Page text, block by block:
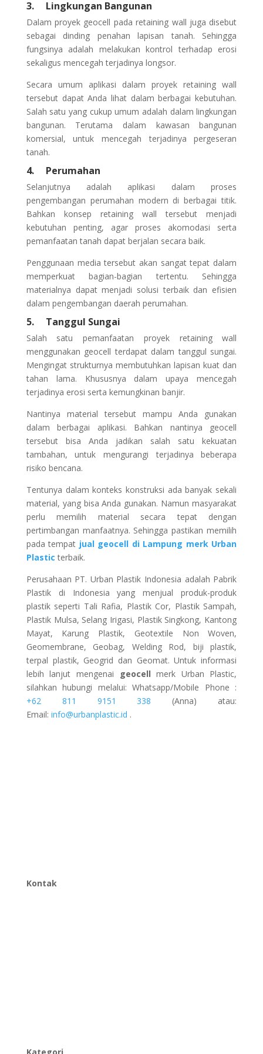
3. Lingkungan Bangunan
Dalam proyek geocell pada retaining wall juga disebut
sebagai dinding penahan lapisan tanah. Sehingga
fungsinya adalah melakukan kontrol terhadap erosi
sekaligus mencegah terjadinya longsor.
Secara umum aplikasi dalam proyek retaining wall
tersebut dapat Anda lihat dalam berbagai kebutuhan.
Salah satu yang cukup umum adalah dalam lingkungan
bangunan. Terutama dalam kawasan bangunan
komersial, untuk mencegah terjadinya pergeseran
tanah.
4. Perumahan
Selanjutnya adalah aplikasi dalam proses
pengembangan perumahan modern di berbagai titik.
Bahkan konsep retaining wall tersebut menjadi
kebutuhan penting, agar proses akomodasi serta
pemanfaatan tanah dapat berjalan secara baik.
Penggunaan media tersebut akan sangat tepat dalam
memperkuat bagian-bagian tertentu. Sehingga
materialnya dapat menjadi solusi terbaik dan efisien
dalam pengembangan daerah perumahan.
5. Tanggul Sungai
Salah satu pemanfaatan proyek retaining wall
menggunakan geocell terdapat dalam tanggul sungai.
Mengingat strukturnya membutuhkan lapisan kuat dan
tahan lama. Khususnya dalam upaya mencegah
terjadinya erosi serta kemungkinan banjir.
Nantinya material tersebut mampu Anda gunakan
dalam berbagai aplikasi. Bahkan nantinya geocell
tersebut bisa Anda jadikan salah satu kekuatan
tambahan, untuk mengurangi terjadinya beberapa
risiko bencana.
Tentunya dalam konteks konstruksi ada banyak sekali
material, yang bisa Anda gunakan. Namun masyarakat
perlu memilih material secara tepat dengan
pertimbangan manfaatnya. Sehingga pastikan memilih
pada tempat jual geocell di Lampung merk Urban
Plastic terbaik.
Perusahaan PT. Urban Plastik Indonesia adalah Pabrik
Plastik di Indonesia yang menjual produk-produk
plastik seperti Tali Rafia, Plastik Cor, Plastik Sampah,
Plastik Mulsa, Selang Irigasi, Plastik Singkong, Kantong
Mayat, Karung Plastik, Geotextile Non Woven,
Geomembrane, Geobag, Welding Rod, biji plastik,
terpal plastik, Geogrid dan Geomat. Untuk informasi
lebih lanjut mengenai
geocell merk Urban Plastic,
silahkan hubungi melalui: Whatsapp/Mobile Phone :
+62 811 9151 338 (Anna) atau:
Email: info@urbanplastic.id .
Kontak